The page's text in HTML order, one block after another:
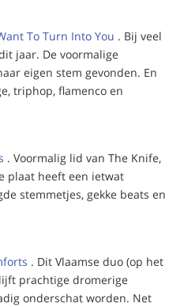
To Turn Into You . Bij veel
jaar. De voormalige
eigen stem gevonden. En
triphop, flamenco en
. Voormalig lid van The Knife,
plaat heeft een ietwat
stemmetjes, gekke beats en
. Dit Vlaamse duo (op het
prachtige dromerige
onderschat worden. Net